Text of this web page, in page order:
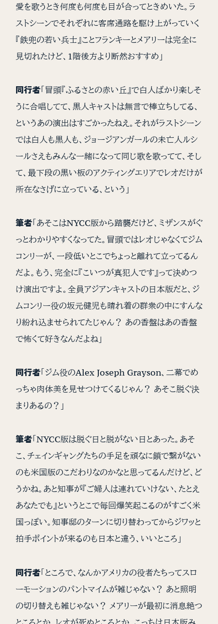
愛を歌うとき何度も何度も目が合ってときめいた。ラ
ストシーンでそれぞれに客席通路を駆け上がっていく
『鉄兜の若い兵士』ことフランキーとメアリーは完全に
見切れたけど、1階後方より断然おすすめ」
同行者「冒頭『ふるさとの赤い丘』で白人ばかり楽しそ
うに合唱してて、黒人キャストは無言で棒立ちしてる、
というあの演出はすごかったねえ。それがラストシーン
では白人も黒人も、ジョージアンガールの未亡人ルシ
ールさえもみんな一緒になって同じ歌を歌ってて、そし
て、最下段の黒い板のアクティングエリアでレオだけが
所在なさげに立っている、という」
筆者「あそこはNYCC版から踏襲だけど、ミザンスがぐ
っとわかりやすくなってた。冒頭ではレオじゃなくてジム
コンリーが、一段低いとこでちょっと離れて立ってるん
だよ。もう、完全に『こいつが真犯人です』って決めつ
け演出ですよ。全員アジアンキャストの日本版だと、ジ
ムコンリー役の坂元健児も晴れ着の群衆の中にすんな
り紛れ込ませられてたじゃん？ あの香盤はあの香盤
で怖くて好きなんだよね」
同行者「ジム役のAlex Joseph Grayson、二幕でめ
っちゃ肉体美を見せつけてくるじゃん？ あそこ脱ぐ決
まりあるの？」
筆者「NYCC版は脱ぐ日と脱がない日とあった。あそ
こ、チェインギャングたちの手足を頑なに鎖で繋がない
のも米国版のこだわりなのかなと思ってるんだけど、ど
うかね。あと知事が『ご婦人は連れていけない、たとえ
あなたでも』というとこで毎回爆笑起こるのがすごく米
国っぽい。知事邸のターンに切り替わってからジワッと
拍手ポイントが来るのも日本と違う、いいところ」
同行者「ところで、なんかアメリカの役者たちってスロ
ーモーションのパントマイムが雑じゃない？ あと照明
の切り替えも雑じゃない？ メアリーが最初に消息絶つ